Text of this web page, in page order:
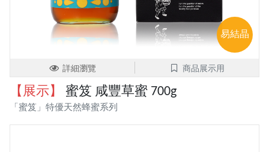
易結晶
詳細瀏覽 商品展示用
【展示】 蜜笈 咸豐草蜜 700g
「蜜笈」特優天然蜂蜜系列